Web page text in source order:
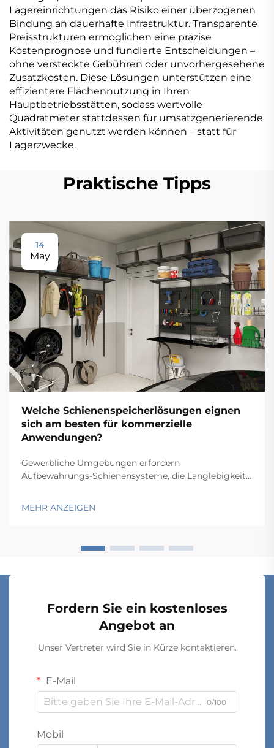
Lagereinrichtungen das Risiko einer überzogenen
Bindung an dauerhafte Infrastruktur. Transparente
Preisstrukturen ermöglichen eine präzise
Kostenprognose und fundierte Entscheidungen –
ohne versteckte Gebühren oder unvorhergesehene
Zusatzkosten. Diese Lösungen unterstützen eine
effizientere Flächennutzung in Ihren
Hauptbetriebsstätten, sodass wertvolle
Quadratmeter stattdessen für umsatzgenerierende
Aktivitäten genutzt werden können – statt für
Lagerzwecke.
Praktische Tipps
14
May
Welche Schienenspeicherlösungen eignen
sich am besten für kommerzielle
Anwendungen?
Gewerbliche Umgebungen erfordern
Aufbewahrungs-Schienensysteme, die Langlebigkeit,
Anforderungen erfüllen. Von Lagern und
MEHR ANZEIGEN
Fordern Sie ein kostenloses
Angebot an
Unser Vertreter wird Sie in Kürze kontaktieren.
E-Mail
0/100
Mobil